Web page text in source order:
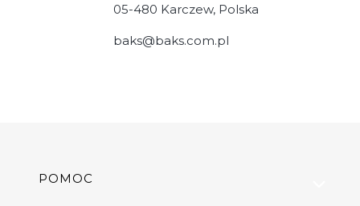
05-480 Karczew, Polska
baks@baks.com.pl
Linki w stopce
POMOC